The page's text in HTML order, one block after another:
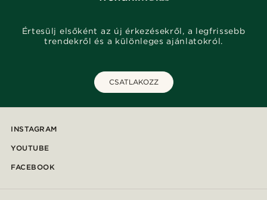
Értesülj elsőként az új érkezésekről, a legfrissebb
trendekről és a különleges ajánlatokról.
CSATLAKOZZ
INSTAGRAM
YOUTUBE
FACEBOOK